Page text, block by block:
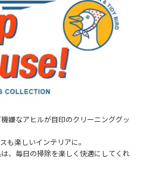
嫌なアヒルが目印のクリーニンググッ
も楽しいインテリアに。
、毎日の掃除を楽しく快適にしてくれ